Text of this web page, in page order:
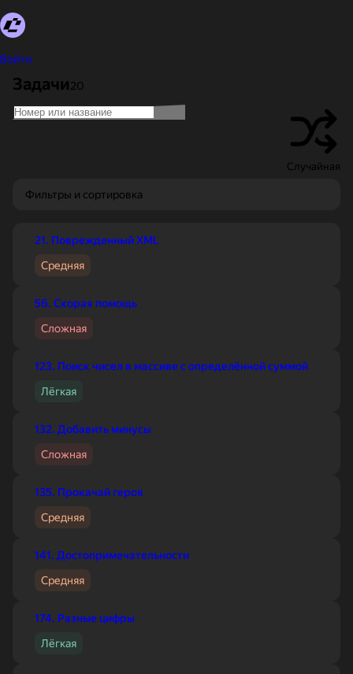
Войти
Каталог задач
Задачи20
Случайная
Фильтры и сортировка
21. Поврежденный XML
Средняя
56. Скорая помощь
Сложная
123. Поиск чисел в массиве с определённой суммой
Лёгкая
132. Добавить минусы
Сложная
135. Прокачай героя
Средняя
141. Достопримечательности
Средняя
174. Разные цифры
Лёгкая